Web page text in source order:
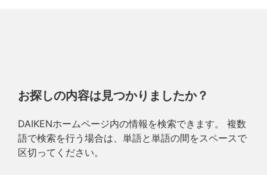
お探しの内容は見つかりましたか？
DAIKENホームページ内の情報を検索できます。 複数
語で検索を行う場合は、単語と単語の間をスペースで
区切ってください。